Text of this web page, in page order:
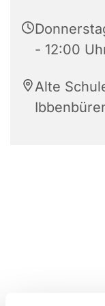
- 12:00
Alte